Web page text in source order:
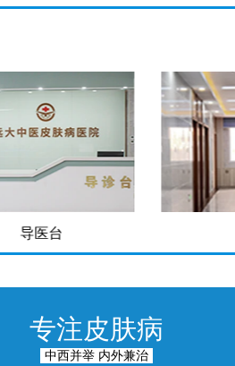
走廊
专注皮肤病
中西并举 内外兼治